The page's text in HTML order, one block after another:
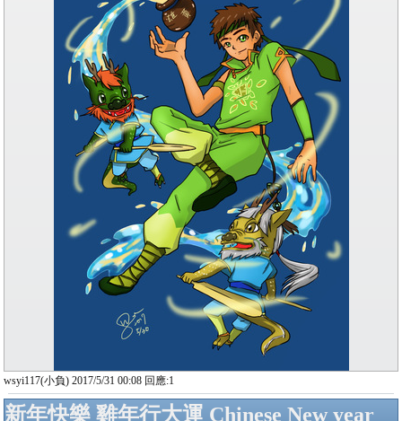
wsyi117(小負) 2017/5/31 00:08 回應:1
新年快樂 雞年行大運 Chinese New year